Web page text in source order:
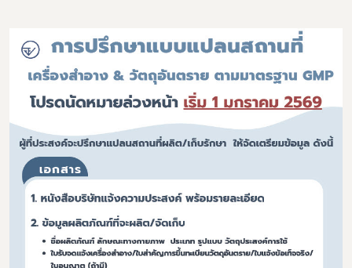
Subscribe
เลือกหัวข้อที่ท่านต้องการ Subscribe
covid
ผู้ประกอบการณ์